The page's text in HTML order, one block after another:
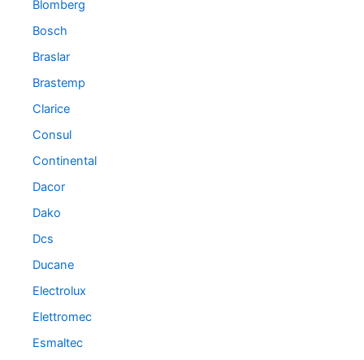
Blomberg
Bosch
Braslar
Brastemp
Clarice
Consul
Continental
Dacor
Dako
Dcs
Ducane
Electrolux
Elettromec
Esmaltec